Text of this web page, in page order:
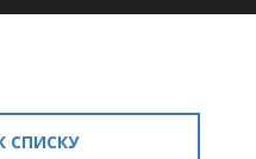
СПИСКУ